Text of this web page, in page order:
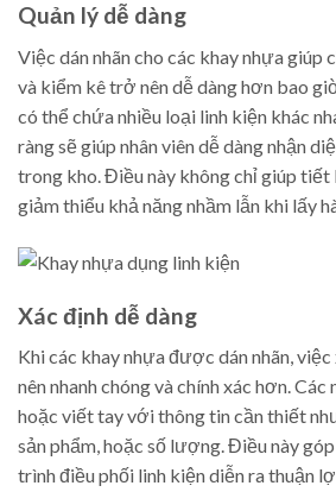
Quản lý dễ dàng
Việc dán nhãn cho các khay nhựa giúp
và kiểm kê trở nên dễ dàng hơn bao
có thể chứa nhiều loại linh kiện khác
ràng sẽ giúp nhân viên dễ dàng nhận
trong kho. Điều này không chỉ giúp
giảm thiểu khả năng nhầm lẫn khi lấy
Xác định dễ dàng
Khi các khay nhựa được dán nhãn,
nên nhanh chóng và chính xác hơn.
hoặc viết tay với thông tin cần thiết
sản phẩm, hoặc số lượng. Điều này
trình điều phối linh kiện diễn ra thuận